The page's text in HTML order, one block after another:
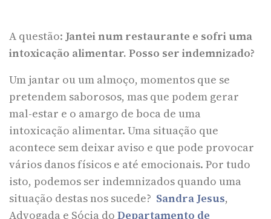
A questão: Jantei num restaurante e sofri uma
intoxicação alimentar. Posso ser indemnizado?
Um jantar ou um almoço, momentos que se
pretendem saborosos, mas que podem gerar
mal-estar e o amargo de boca de uma
intoxicação alimentar. Uma situação que
acontece sem deixar aviso e que pode provocar
vários danos físicos e até emocionais. Por tudo
isto, podemos ser indemnizados quando uma
situação destas nos sucede? Sandra Jesus,
Advogada e Sócia do Departamento de